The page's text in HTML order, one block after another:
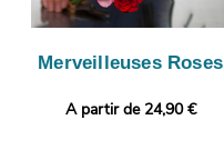
Merveilleuses Roses
A partir de 24,90 €